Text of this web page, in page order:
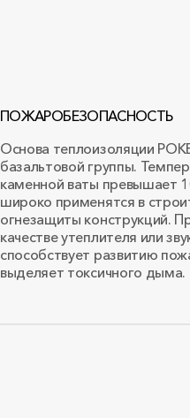
ПОЖАРОБЕЗОПАСНОСТЬ
Основа теплоизоляции
базальтовой группы.
каменной ваты превышает
широко применятся в
огнезащиты конструкций.
качестве утеплителя или
способствует развитию
выделяет токсичного дыма.